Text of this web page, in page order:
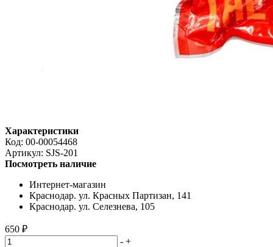
Характеристики
Код: 00-00054468
Артикул: SJS-201
Посмотреть наличие
Интернет-магазин
Краснодар. ул. Красных Партизан, 141
Краснодар. ул. Селезнева, 105
650 ₽
- +